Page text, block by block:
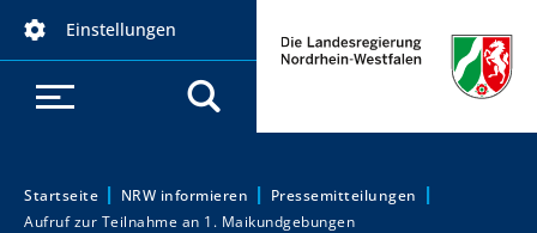
Einstellungen
Sie sind hier:
Startseite NRW informieren
Pressemitteilungen
Aufruf zur Teilnahme an 1. Maikundgebungen